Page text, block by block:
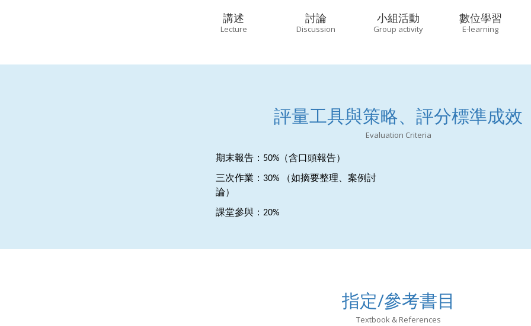
講述
Lecture
討論
Discussion
小組活動
Group activity
數位學習
E-learning
評量工具與策略、評分標準成效
Evaluation Criteria
期末報告： 50%（含口頭報告）
三次作業： 30%
（如摘要整理、案例討
論）
課堂參與： 20%
指定/參考書目
Textbook & References